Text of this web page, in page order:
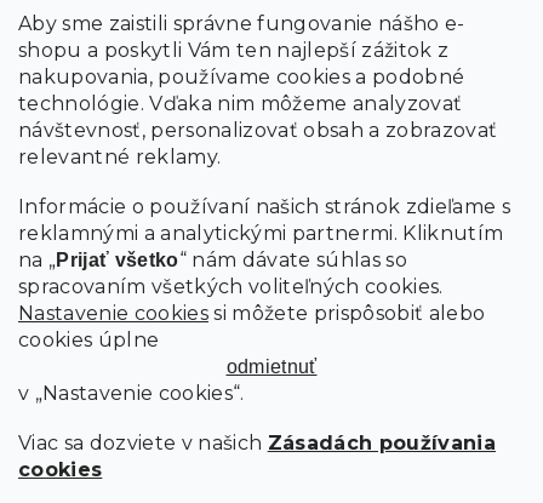
Aby sme zaistili správne fungovanie nášho e-
shopu a poskytli Vám ten najlepší zážitok z
nakupovania, používame cookies a podobné
technológie. Vďaka nim môžeme analyzovať
návštevnosť, personalizovať obsah a zobrazovať
relevantné reklamy.
Informácie o používaní našich stránok zdieľame s
reklamnými a analytickými partnermi. Kliknutím
na „Prijať všetko“ nám dávate súhlas so
spracovaním všetkých voliteľných cookies.
Nastavenie cookies si môžete prispôsobiť alebo
cookies úplne
odmietnuť
v „Nastavenie cookies“.
Viac sa dozviete v našich Zásadách používania
cookies
Vložením údajov súhlasíte s podmienkami ochrany
osobných údajov
PRIHLÁSIŤ SA